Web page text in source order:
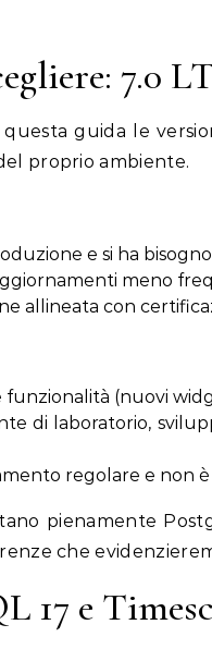
7.0
guida le
proprio ambiente.
e si ha
meno
allineata con
funzionalità (nuovi
di laboratorio,
regolare e non
pienamente
che
17 e